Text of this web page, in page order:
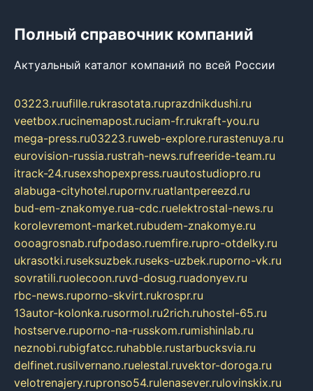
Полный справочник компаний
Актуальный каталог компаний по всей России
03223.ruufille.rukrasotata.ruprazdnikdushi.ru
veetbox.rucinemapost.ruciam-fr.rukraft-you.ru
mega-press.ru03223.ruweb-explore.rurastenuya.ru
eurovision-russia.rustrah-news.rufreeride-team.ru
itrack-24.rusexshopexpress.ruautostudiopro.ru
alabuga-cityhotel.rupornv.ruatlantpereezd.ru
bud-em-znakomye.rua-cdc.ruelektrostal-news.ru
korolevremont-market.rubudem-znakomye.ru
oooagrosnab.rufpodaso.ruemfire.rupro-otdelky.ru
ukrasotki.ruseksuzbek.ruseks-uzbek.ruporno-vk.ru
sovratili.ruolecoon.ruvd-dosug.ruadonyev.ru
rbc-news.ruporno-skvirt.rukrospr.ru
13autor-kolonka.rusormol.ru2rich.ruhostel-65.ru
hostserve.ruporno-na-russkom.rumishinlab.ru
neznobi.rubigfatcc.ruhabble.rustarbucksvia.ru
delfinet.rusilvernano.ruelestal.ruvektor-doroga.ru
velotrenajery.rupronso54.rulenasever.rulovinskix.ru